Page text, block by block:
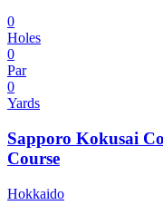
0
Holes
0
Par
0
Yards
Sapporo Kokusai
Course
Hokkaido